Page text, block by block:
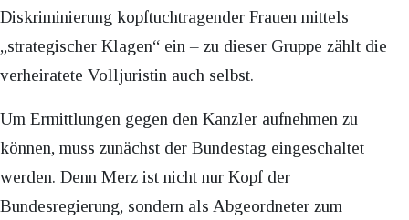
Diskriminierung kopftuchtragender Frauen mittels
„strategischer Klagen“ ein – zu dieser Gruppe zählt die
verheiratete Volljuristin auch selbst.
Um Ermittlungen gegen den Kanzler aufnehmen zu
können, muss zunächst der Bundestag eingeschaltet
werden. Denn Merz ist nicht nur Kopf der
Bundesregierung, sondern als Abgeordneter zum